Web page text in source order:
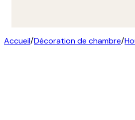
Accueil/Décoration de chambre/